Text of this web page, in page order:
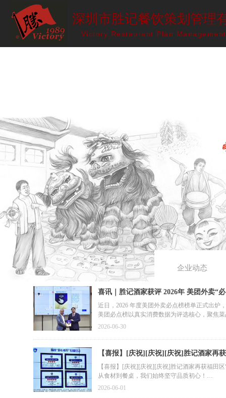
深圳市胜记餐饮策划管理
Victory Restaurant Plan
企业动态
喜讯｜胜记酒家获评 2026年 美团外卖“
近日，2026 年度美团外卖必点榜榜单正式出炉
美团必点榜以真实消费数据为评选核心，聚焦
现做，兼顾堂食与外卖餐品品质，持续收获市
2026-06-30
【喜报】[庆祝][庆祝][庆祝]胜记酒家再
时代店斩获「五心餐厅」称号！ 荣誉
【喜报】[庆祝][庆祝][庆祝]胜记酒家再获福田
从食材到餐桌，我们始终坚守品质初心！
公园店、航天店获评「四心餐厅」，饭店、时
2026-06-01